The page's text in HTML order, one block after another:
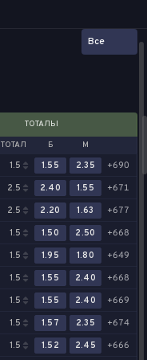
Все
ТОТАЛЫ
ТОТАЛ Б М
1.5 1.55 2.35
+690
2.5 2.40 1.55
+671
2.5 2.20 1.63
+677
1.5 1.50 2.50
+668
1.5 1.95 1.80
+649
1.5 1.55 2.40
+668
1.5 1.55 2.40
+669
1.5 1.57 2.35
+674
1.5 1.52 2.45
+666